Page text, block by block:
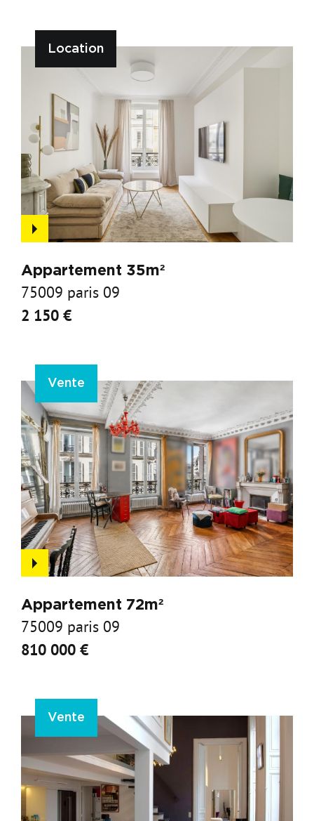
Location
Appartement 35m²
75009 paris 09
2 150 €
Vente
Appartement 72m²
75009 paris 09
810 000 €
Vente